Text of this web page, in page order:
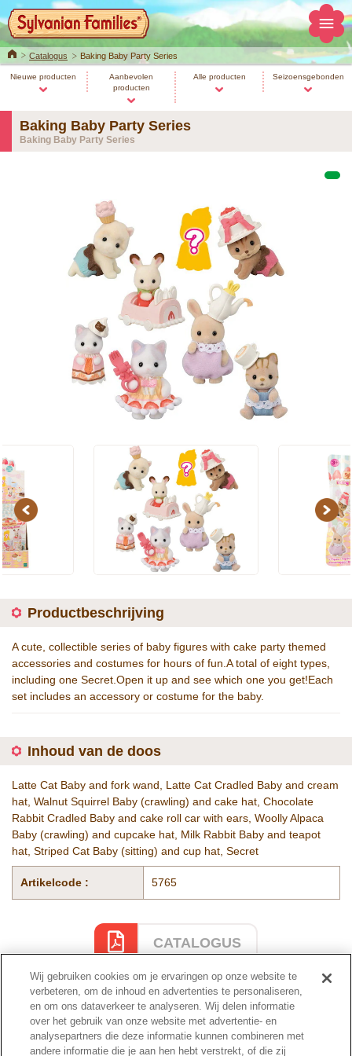
HomeCatalogus Baking Baby Party Series
Nieuwe producten
Aanbevolen
producten
Alle producten Seizoensgebonden
Baking Baby Party Series
Baking Baby Party Series
Previous Next
Productbeschrijving
A cute, collectible series of baby figures with cake party themed
accessories and costumes for hours of fun.A total of eight types,
including one Secret.Open it up and see which one you get!Each
set includes an accessory or costume for the baby.
Inhoud van de doos
Latte Cat Baby and fork wand, Latte Cat Cradled Baby and cream
hat, Walnut Squirrel Baby (crawling) and cake hat, Chocolate
Rabbit Cradled Baby and cake roll car with ears, Woolly Alpaca
Baby (crawling) and cupcake hat, Milk Rabbit Baby and teapot
hat, Striped Cat Baby (sitting) and cup hat, Secret
Artikelcode : 5765
CATALOGUS
Cataloguspagina
Wij gebruiken cookies om je ervaringen op onze website te
verbeteren, om de inhoud en advertenties te personaliseren,
en om ons dataverkeer te analyseren. Wij delen informatie
over het gebruik van onze website met advertentie- en
analysepartners die deze informatie kunnen combineren met
andere informatie die je aan hen hebt verstrekt, of die zij